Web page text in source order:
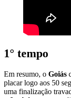
1° tempo
Em resumo, o Goiás
placar logo aos 50
uma finalização